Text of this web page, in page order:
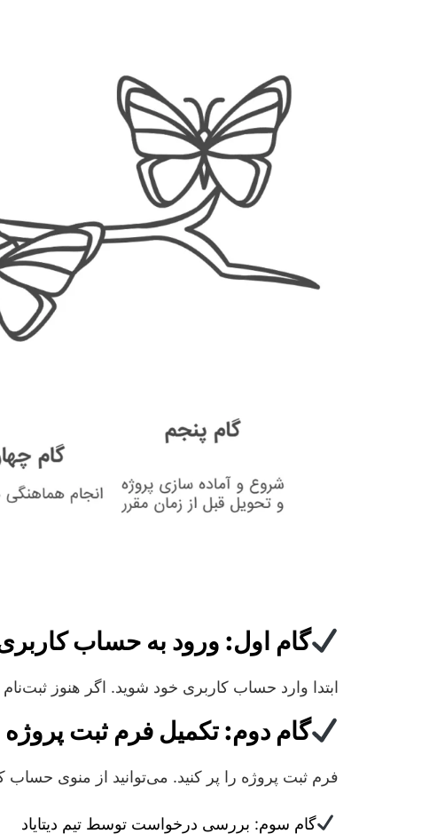
گام اول: ورود به حساب
ابتدا وارد حساب کاربری خود شوید. اگر هنوز
گام دوم: تکمیل فرم ثبت پروژه
فرم ثبت پروژه را پر کنید. می‌توانید از منوی
گام سوم: بررسی درخواست توسط تیم دیتایاد